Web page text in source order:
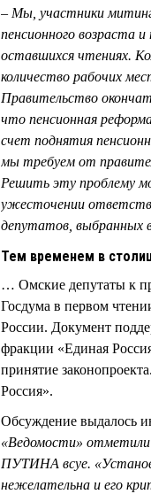
– Мы, участники
пенсионного возраста
оставшихся чтениях.
количество рабочих
Правительство
что пенсионная
счет поднятия
мы требуем от
Решить эту проблему
ужесточении
депутатов, выбранных
Тем временем в
… Омские депутаты к
Госдума в первом
России. Документ
фракции «Единая
принятие
Россия».
Обсуждение выдалось
«Ведомости»
ПУТИНА всуе.
нежелательна и его